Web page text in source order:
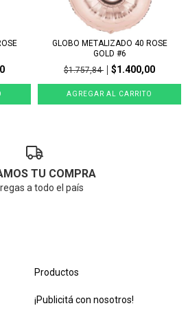
GLOBO METALIZADO 40 ROSE
GOLD #6
$1.757,84
$1.400,00
TU COMPRA
a todo el país
Productos
¡Publicitá con nosotros!